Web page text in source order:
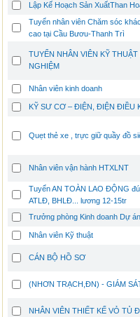
Lập Kế Hoạch Sản XuấtThan
Tuyển nhân viên Chăm sóc
cao tại Cầu Bươu-Thanh Trì
TUYỂN NHÂN VIÊN KỸ
NGHIỆM
Nhân viên kinh doanh
KỸ SƯ CƠ – ĐIỆN, ĐIỆN ĐIỀU
Quẹt thẻ xe , trực giữ quầy đồ
Nhân viên vận hành HTXLNT
Tuyển AN TOÀN LAO ĐỘNG
ATLĐ, BHLĐ... lương 12-15tr
Trưởng phòng Kinh doanh Dự án
Nhân viên Kỹ thuật
CÁN BỘ HỒ SƠ
(NHƠN TRẠCH,ĐN) - GIÁM
NHÂN VIÊN THIẾT KẾ VỎ TỦ